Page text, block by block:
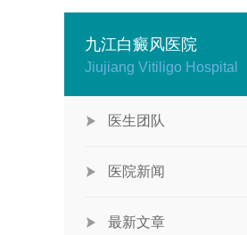
九江白癜风医院
Jiujiang Vitiligo Hospital
医生团队
医院新闻
最新文章